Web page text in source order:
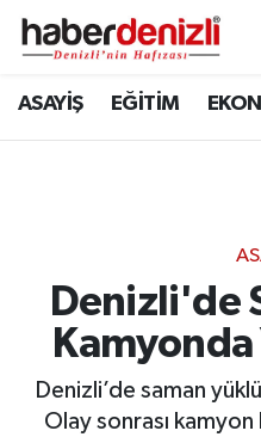
ASAYİŞ EĞİTİM
Denizli'de
Kamyonda
Denizli’de saman
Olay sonrası
Denizli Nöbetçi
Tüm Manşetler
Son Dakika Haberleri